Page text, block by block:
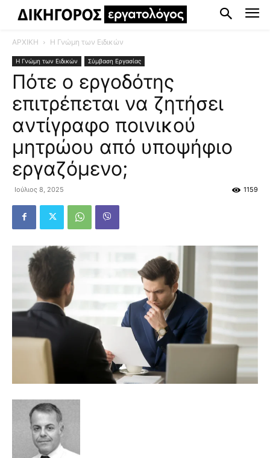
ΑΡΧΙΚΗ Η Γνώμη των Ειδικών
Η Γνώμη των Ειδικών Σύμβαση Εργασίας
Πότε ο εργοδότης
επιτρέπεται να ζητήσει
αντίγραφο ποινικού
μητρώου από υποψήφιο
εργαζόμενο;
Ιούλιος 8, 2025 1159